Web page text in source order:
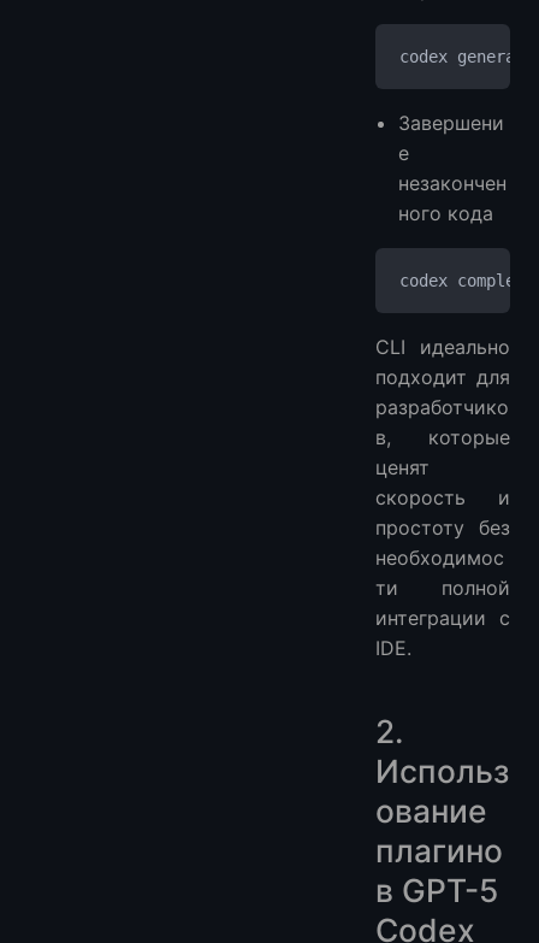
codex
Завершени
е
незакончен
ного кода
codex
CLI идеально
подходит для
разработчико
в, которые
ценят
скорость и
простоту без
необходимос
ти полной
интеграции с
IDE.
2.
Использ
ование
плагино
в GPT-5
Codex